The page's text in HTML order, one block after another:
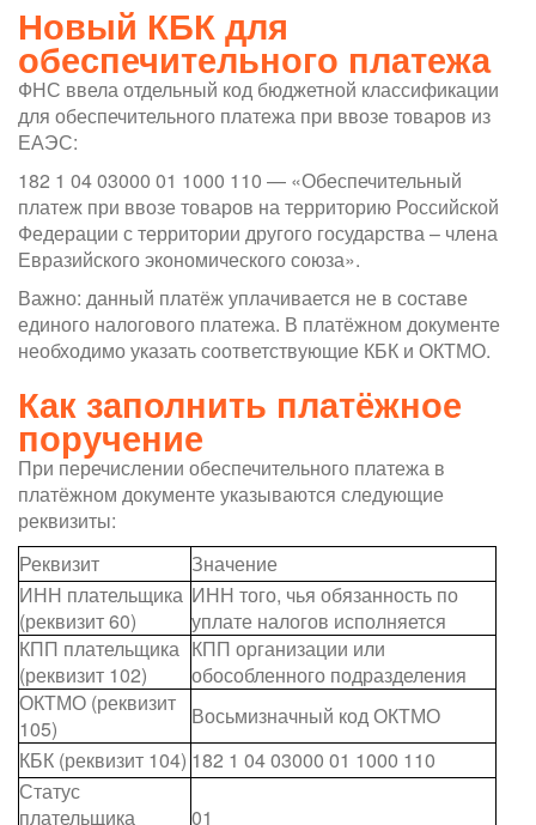
Новый КБК для
обеспечительного платежа
ФНС ввела отдельный код бюджетной классификации
для обеспечительного платежа при ввозе товаров из
ЕАЭС:
182 1 04 03000 01 1000 110 — «Обеспечительный
платеж при ввозе товаров на территорию Российской
Федерации с территории другого государства – члена
Евразийского экономического союза».
Важно: данный платёж уплачивается не в составе
единого налогового платежа. В платёжном документе
необходимо указать соответствующие КБК и ОКТМО.
Как заполнить платёжное
поручение
При перечислении обеспечительного платежа в
платёжном документе указываются следующие
реквизиты:
Реквизит
Значение
ИНН плательщика
(реквизит 60)
ИНН того, чья обязанность по
уплате налогов исполняется
КПП плательщика
(реквизит 102)
КПП организации или
обособленного подразделения
ОКТМО (реквизит
105)
Восьмизначный код ОКТМО
КБК (реквизит 104) 182 1 04 03000 01 1000 110
Статус
плательщика
01